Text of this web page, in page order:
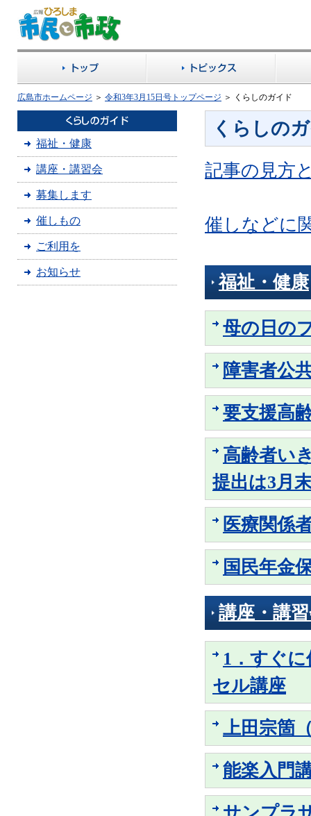
広島市ホームページ ＞ 令和3年3月15日号トップページ ＞ くらしのガイド
くらしの
記事の見方
催しなどに
福祉・健康
母の日の
障害者公
要支援高
高齢者い
提出は3月
医療関係
国民年金
講座・講
1．すぐ
セル講座
上田宗箇
能楽入門
福祉・健康
講座・講習会
募集します
催しもの
ご利用を
お知らせ